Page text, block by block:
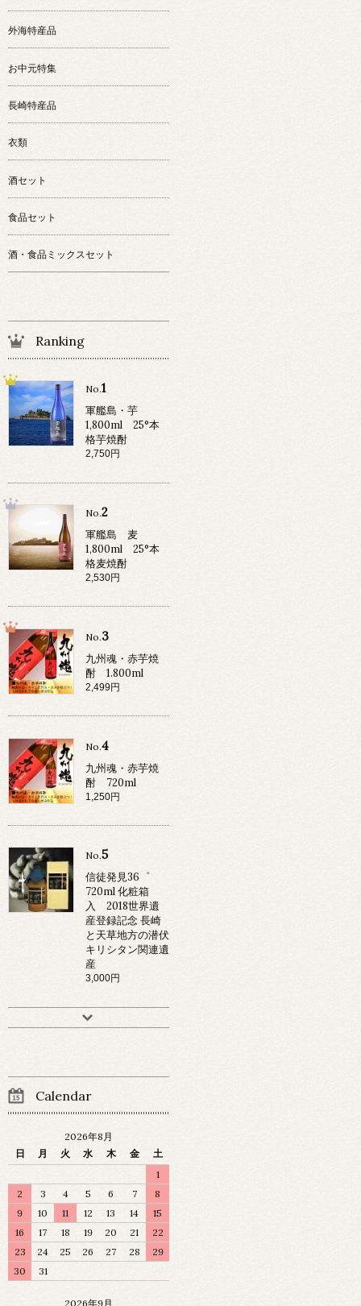
外海特産品
お中元特集
長崎特産品
衣類
酒セット
食品セット
酒・食品ミックスセット
Ranking
No.1
軍艦島・芋
1,800ml 25°本
格芋焼酎
2,750円
No.2
軍艦島 麦
1,800ml 25°本
格麦焼酎
2,530円
No.3
九州魂・赤芋焼
酎 1.800ml
2,499円
No.4
九州魂・赤芋焼
酎 720ml
1,250円
No.5
信徒発見36゜
720ml 化粧箱
入 2018世界遺
産登録記念 長崎
と天草地方の潜伏
キリシタン関連遺
産
3,000円
Calendar
2026年8月
日
月 火 水 木 金
土
1
2
3 4 5 6 7
8
9
10 11 12 13 14
15
16
17 18 19 20 21
22
23
24 25 26 27 28
29
30
31
2026年9月